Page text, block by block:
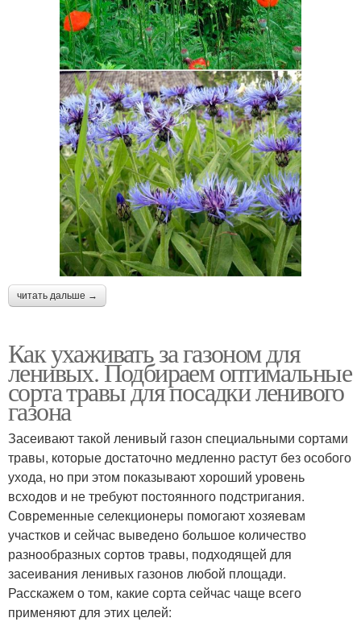
читать дальше →
Как ухаживать за газоном для
ленивых. Подбираем оптимальные
сорта травы для посадки ленивого
газона
Засеивают такой ленивый газон специальными сортами
травы, которые достаточно медленно растут без особого
ухода, но при этом показывают хороший уровень
всходов и не требуют постоянного подстригания.
Современные селекционеры помогают хозяевам
участков и сейчас выведено большое количество
разнообразных сортов травы, подходящей для
засеивания ленивых газонов любой площади.
Расскажем о том, какие сорта сейчас чаще всего
применяют для этих целей: